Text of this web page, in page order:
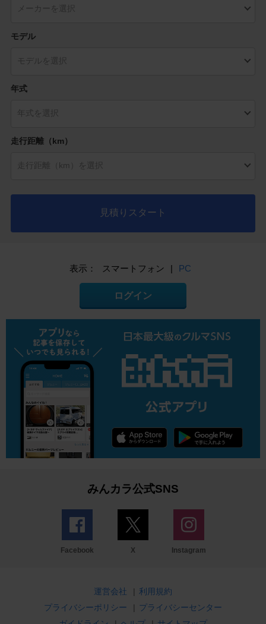
モデル
年式
走行距離（km）
見積りスタート
表示： スマートフォン | PC
ログイン
みんカラ公式SNS
Facebook X Instagram
運営会社 | 利用規約
プライバシーポリシー
| プライバシーセンター